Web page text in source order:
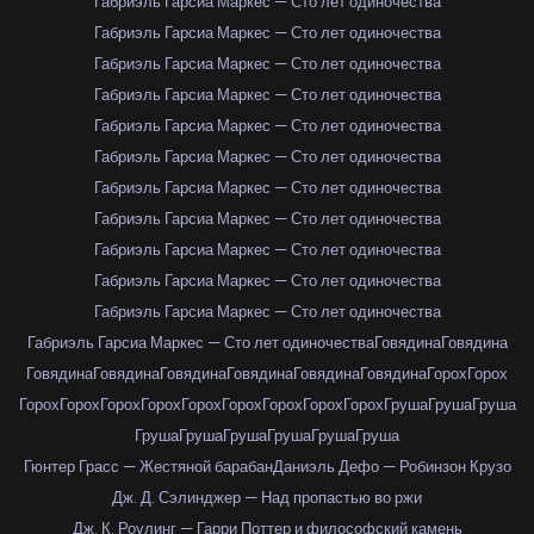
Габриэль Гарсиа Маркес — Сто лет одиночества
Габриэль Гарсиа Маркес — Сто лет одиночества
Габриэль Гарсиа Маркес — Сто лет одиночества
Габриэль Гарсиа Маркес — Сто лет одиночества
Габриэль Гарсиа Маркес — Сто лет одиночества
Габриэль Гарсиа Маркес — Сто лет одиночества
Габриэль Гарсиа Маркес — Сто лет одиночества
Габриэль Гарсиа Маркес — Сто лет одиночества
Габриэль Гарсиа Маркес — Сто лет одиночества
Габриэль Гарсиа Маркес — Сто лет одиночества
Габриэль Гарсиа Маркес — Сто лет одиночестваГовядинаГовядина
ГовядинаГовядинаГовядинаГовядинаГовядинаГовядинаГорохГорох
ГорохГорохГорохГорохГорохГорохГорохГорохГорохГрушаГрушаГруша
ГрушаГрушаГрушаГрушаГрушаГруша
Гюнтер Грасс — Жестяной барабанДаниэль Дефо — Робинзон Крузо
Дж. Д. Сэлинджер — Над пропастью во ржи
Дж. К. Роулинг — Гарри Поттер и философский камень